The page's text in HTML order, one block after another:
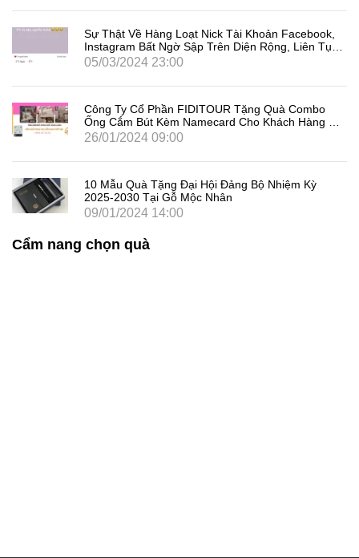
Sự Thật Về Hàng Loạt Nick Tài Khoản Facebook,
Instagram Bất Ngờ Sập Trên Diện Rộng, Liên Tục
Đăng Xuất Người Dùng Là Gì
05/03/2024 23:00
Công Ty Cổ Phần FIDITOUR Tặng Quà Combo
Ống Cắm Bút Kèm Namecard Cho Khách Hàng Dịp
8/3
26/01/2024 09:00
10 Mẫu Quà Tặng Đại Hội Đảng Bộ Nhiệm Kỳ
2025-2030 Tại Gỗ Mộc Nhân
09/01/2024 14:00
Cẩm nang chọn quà